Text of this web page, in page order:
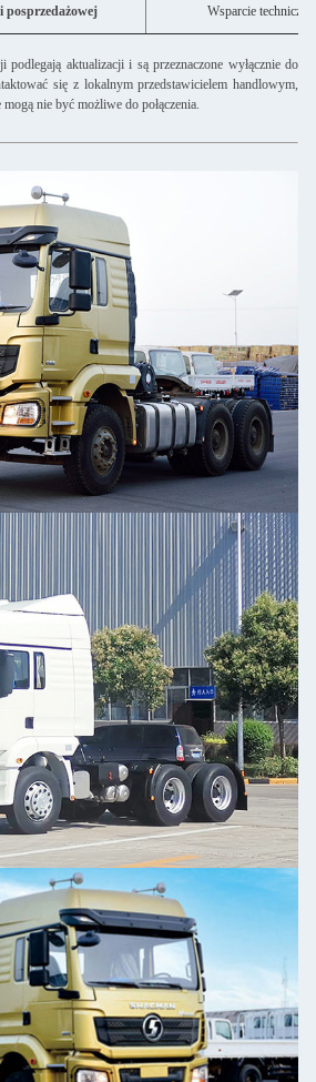
posprzedażowej Wsparcie
podlegają aktualizacji i są przeznaczone wyłącznie do
się z lokalnym przedstawicielem handlowym,
nie być możliwe do połączenia.